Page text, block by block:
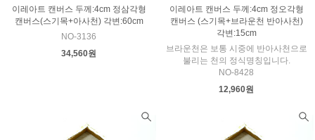
이레아트 캔버스 두께:4cm 정삼각형
캔버스(스기목+아사천) 각변:60cm
NO-3136
34,560원
이레아트 캔버스 두께:4cm 정오각형
캔버스 (스기목+브라운천 반아사천)
각변:15cm
브라운천은 보통 시중에 반아사천으로
불리는 천의 정식명칭입니다.
NO-8428
12,960원